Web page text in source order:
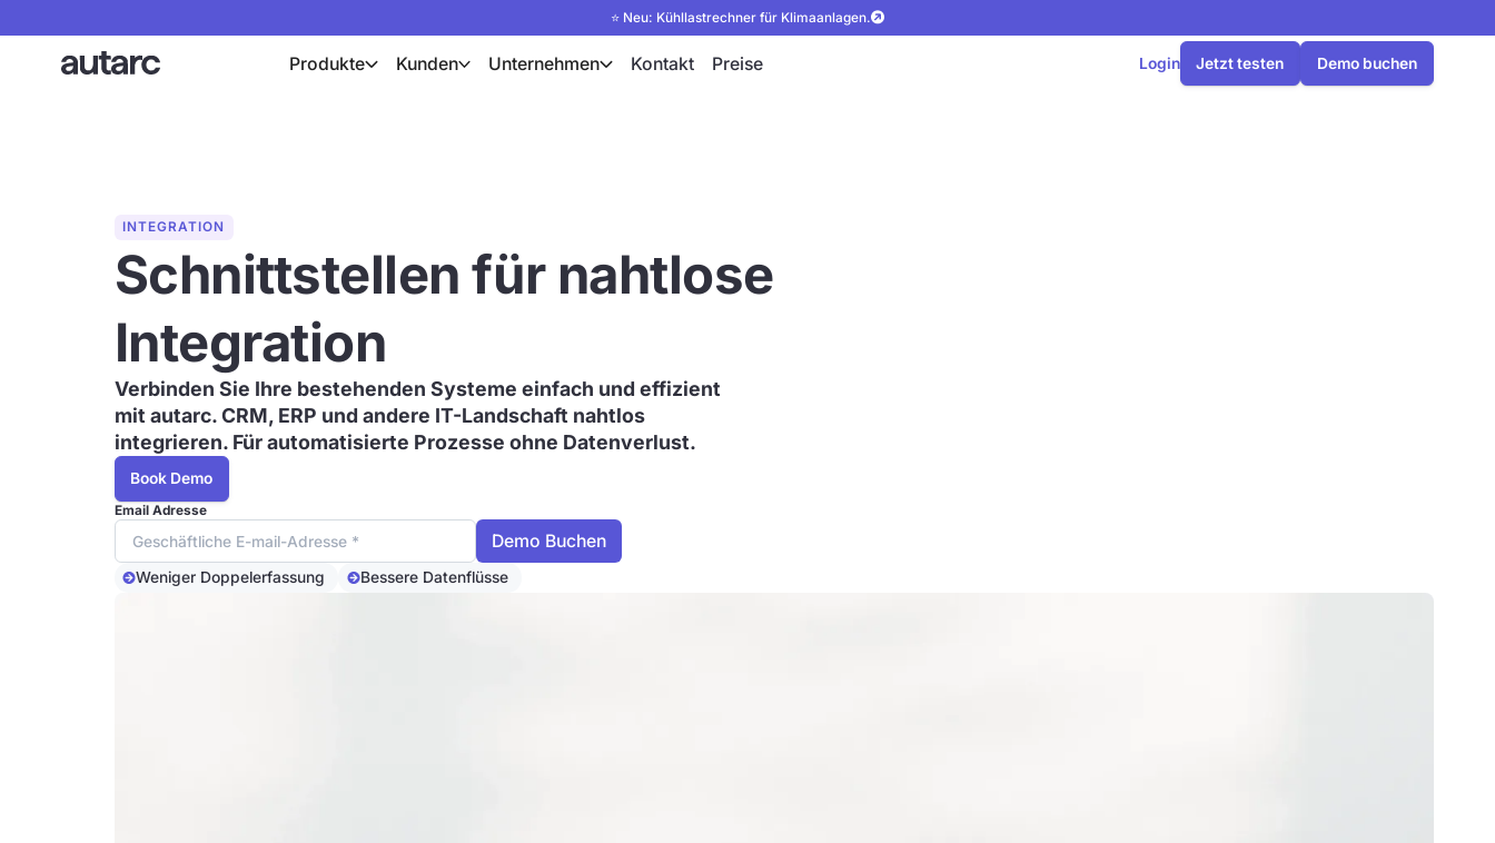
⭐ Neu: Kühllastrechner für Klimaanlagen.
Produkte Kunden Unternehmen Kontakt Preise Login Jetzt testen Demo buchen
INTEGRATION
Schnittstellen für nahtlose
Integration
Verbinden Sie Ihre bestehenden Systeme einfach und effizient
mit autarc. CRM, ERP und andere IT-Landschaft nahtlos
integrieren. Für automatisierte Prozesse ohne Datenverlust.
Book Demo
Email Adresse
Weniger Doppelerfassung Bessere Datenflüsse